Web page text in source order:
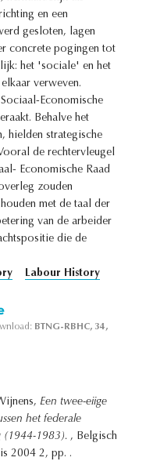
en een
gesloten, lagen
concrete pogingen tot
het 'sociale' en het
verweven.
Economische
Behalve het
hielden strategische
de rechtervleugel
Economische Raad
zouden
met de taal der
van de arbeider
die de
Labour History
BTNG-RBHC, 34,
Een twee-eiige
het federale
(1944-1983). , Belgisch
2004 2, pp. .